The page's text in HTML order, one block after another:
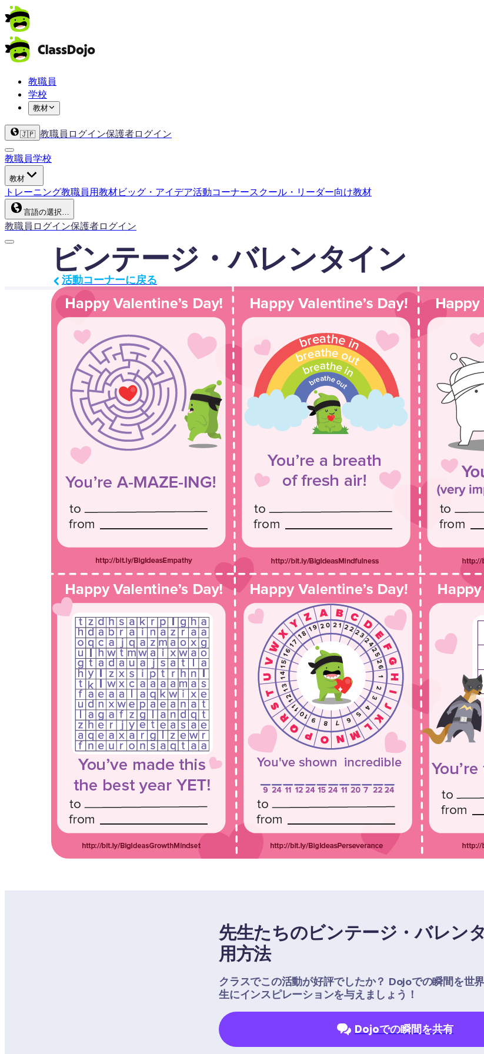
教職員
学校
教材
🇯🇵 教職員ログイン保護者ログイン
教職員学校
教材
トレーニング教職員用教材ビッグ・アイデア活動コーナースクール・リーダー向け教材
言語の選択…
教職員ログイン保護者ログイン
ビンテージ・バレンタイン
活動コーナーに戻る
先生たちのビンテージ・バレン
用方法
クラスでこの活動が好評でしたか？ Dojoでの瞬間を世
生にインスピレーションを与えましょう！
Dojoでの瞬間を共有